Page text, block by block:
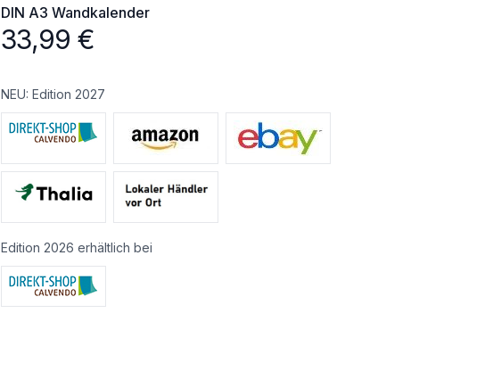
DIN A3 Wandkalender
33,99 €
NEU: Edition 2027
Edition 2026 erhältlich bei